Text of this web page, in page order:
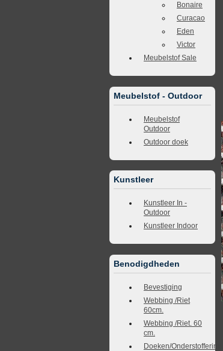
Bonaire
Curacao
Eden
Victor
Meubelstof Sale
Meubelstof - Outdoor
Meubelstof
Outdoor
Outdoor doek
Kunstleer
Kunstleer In -
Outdoor
Kunstleer Indoor
Benodigdheden
Bevestiging
Webbing /Riet
60cm.
Webbing /Riet. 60
cm.
Doeken/Onderstoffering